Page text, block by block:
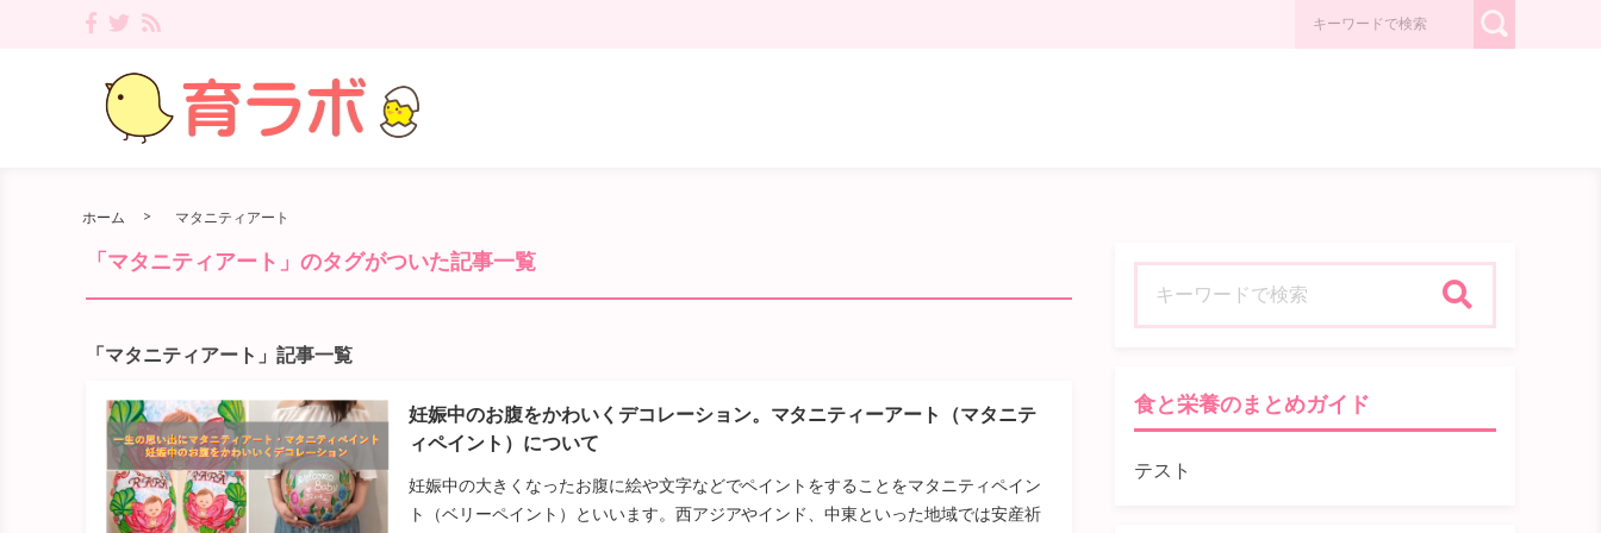
ホーム マタニティアート
「マタニティアート」のタグがついた記事一覧
「マタニティアート」記事一覧
妊娠中のお腹をかわいくデコレーション。マタニティーアート（マタニテ
ィペイント）について
妊娠中の大きくなったお腹に絵や文字などでペイントをすることをマタニティペイン
ト（ベリーペイント）といいます。西アジアやインド、中東といった地域では安産祈
食と栄養のまとめガイド
テスト